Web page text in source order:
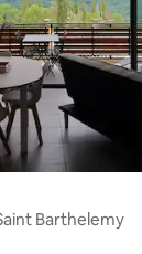
Barthelemy